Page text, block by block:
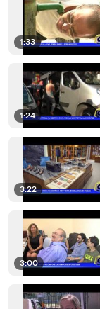
1:33
1:24
3:22
3:00